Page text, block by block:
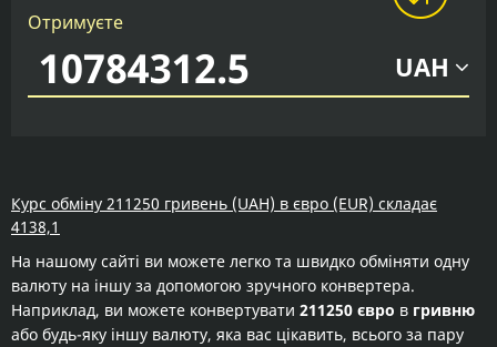
Отримуєте
UAH
Курс обміну 211250 гривень (UAH) в євро (EUR) складає
4138,1
На нашому сайті ви можете легко та швидко обміняти одну
валюту на іншу за допомогою зручного конвертера.
Наприклад, ви можете конвертувати 211250 євро в гривню
або будь-яку іншу валюту, яка вас цікавить, всього за пару